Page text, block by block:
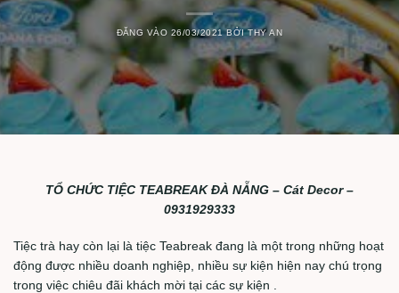
ĐĂNG VÀO 26/03/2021 BỞITHY AN
TỔ CHỨC TIỆC TEABREAK ĐÀ NẴNG – Cát Decor –
0931929333
Tiệc trà hay còn lại là tiệc Teabreak đang là một trong những hoạt
động được nhiều doanh nghiệp, nhiều sự kiện hiện nay chú trọng
trong việc chiêu đãi khách mời tại các sự kiện .